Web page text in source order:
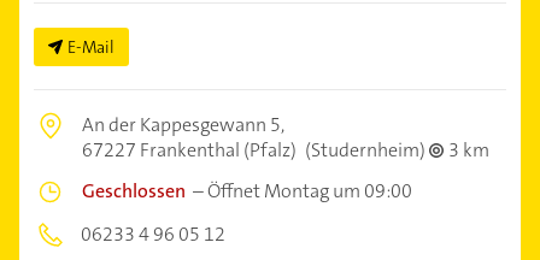
E-Mail
An der Kappesgewann 5,
67227 Frankenthal (Pfalz) (Studernheim)
3 km
Geschlossen –Öffnet Montag um 09:00
06233 4 96 05 12